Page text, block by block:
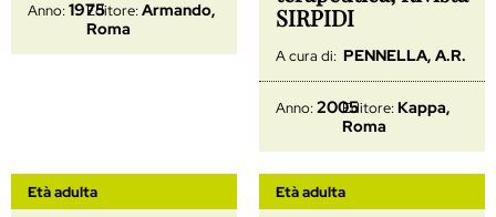
Anno:1975Editore:Armando,
Roma
SIRPIDI
A cura di: PENNELLA, A.R.
Anno:2005Editore: Kappa,
Roma
Età adulta Età adulta